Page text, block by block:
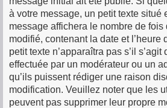
à votre message, un petit texte situé
message affichera le nombre de fois
modifié, contenant la date et l’heure
petit texte n’apparaîtra pas s’il s’agit
effectuée par un modérateur ou un
qu’ils puissent rédiger une raison
modification. Veuillez noter que les
peuvent pas supprimer leur propre